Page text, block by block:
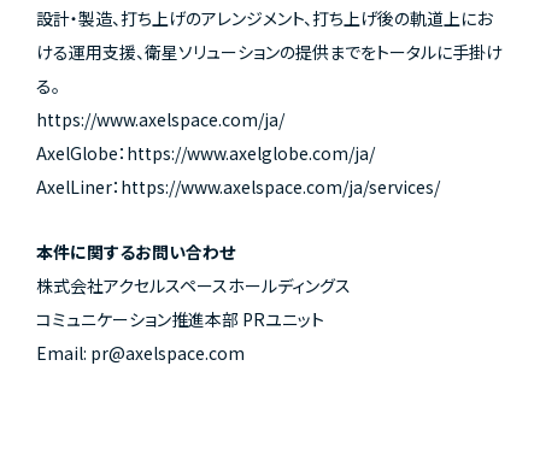
設計・製造、打ち上げのアレンジメント、打ち上げ後の軌道上にお
ける運用支援、衛星ソリューションの提供までをトータルに手掛け
る。
https://www.axelspace.com/ja/
AxelGlobe： https://www.axelglobe.com/ja/
AxelLiner： https://www.axelspace.com/ja/services/
本件に関するお問い合わせ
株式会社アクセルスペースホールディングス
コミュニケーション推進本部 PRユニット
Email: pr@axelspace.com